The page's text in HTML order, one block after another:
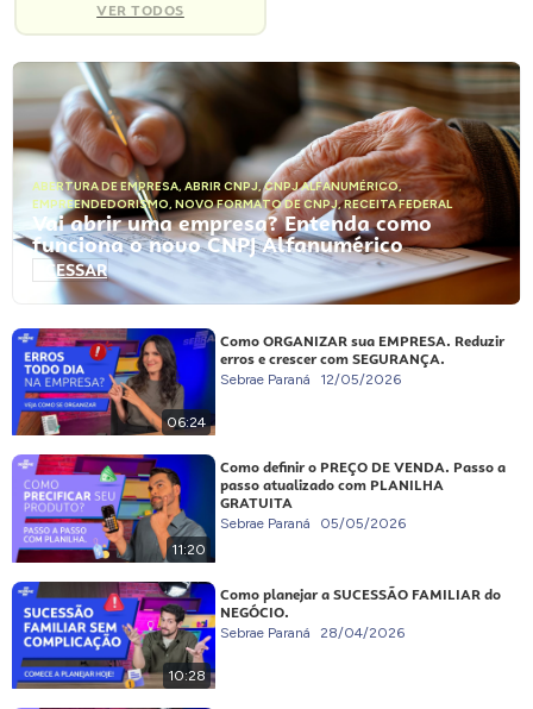
VER TODOS
ABERTURA DE EMPRESA, ABRIR CNPJ,CNPJ ALFANUMÉRICO,
EMPREENDEDORISMO, NOVO FORMATO DE CNPJ,RECEITA FEDERAL
Vai abrir uma empresa? Entenda como
funciona o novo CNPJ Alfanumérico
ACESSAR
06:24
Como ORGANIZAR sua EMPRESA. Reduzir
erros e crescer com SEGURANÇA.
Sebrae Paraná 12/05/2026
11:20
Como definir o PREÇO DE VENDA. Passo a
passo atualizado com PLANILHA
GRATUITA
Sebrae Paraná 05/05/2026
10:28
Como planejar a SUCESSÃO FAMILIAR do
NEGÓCIO.
Sebrae Paraná 28/04/2026